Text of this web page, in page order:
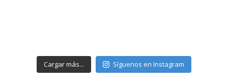
Cargar más... Síguenos en Instagram